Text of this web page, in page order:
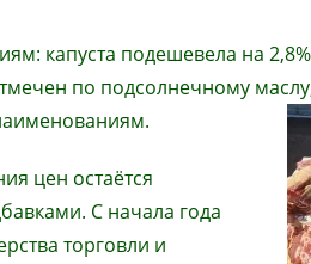
капуста подешевела на
по подсолнечному
цен остаётся
С начала года
торговли и